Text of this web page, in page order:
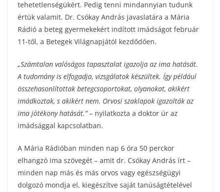
tehetetlenségükért. Pedig tenni mindannyian tudunk
értük valamit. Dr. Csókay András javaslatára a Mária
Rádió a beteg gyermekekért indított imádságot február
11-től, a Betegek Világnapjától kezdődően.
„Számtalan valóságos tapasztalat igazolja az ima hatását.
A tudomány is elfogadja, vizsgálatok készültek. Így például
összehasonlítottak betegcsoportokat, olyanokat, akikért
imádkoztak, s akikért nem. Orvosi szaklapok igazolták az
ima jótékony hatását.”– nyilatkozta a doktor úr az
imádsággal kapcsolatban.
A Mária Rádióban minden nap 6 óra 50 perckor
elhangzó ima szövegét – amit dr. Csókay András írt –
minden nap más és más orvos vagy egészségügyi
dolgozó mondja el, kiegészítve saját tanúságtételével